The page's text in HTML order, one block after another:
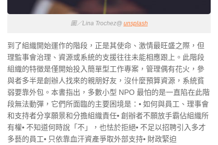
圖／Lina Trochez@ unsplash
到了組織開始運作的階段，正是其使命、激情最旺盛之際，但
理監事會治理、資源或系統的支援往往未能相應跟上。此階段
組織的特徵是僅開始投入簡單型工作專案，管理偶有花火，參
與者多半是創辦人找來的親朋好友，沒什麼預算資源，系統貧
弱要靠外包。本書指出，多數小型 NPO 最怕的是一直陷在此階
段無法動彈，它們所面臨的主要困境是：• 如何與員工、理事會
和支持者分享願景和分擔組織責任• 創辦者不願放手霸佔組織所
有權• 不知道何時說「不」，也怯於拒絕• 不足以招聘引入多才
多藝的員工• 只依靠血汗資產爭取外部支持• 財政緊迫